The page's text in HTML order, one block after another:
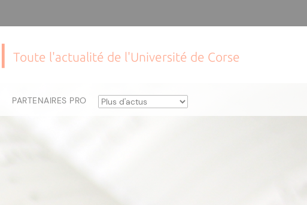
Toute l'actualité de l'Université de Corse
PARTENAIRES PRO